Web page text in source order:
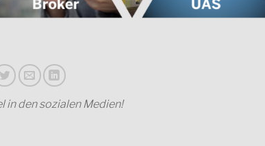
in den sozialen Medien!